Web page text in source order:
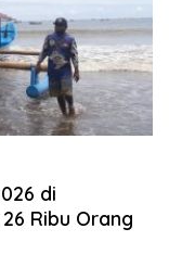
di
Ribu Orang